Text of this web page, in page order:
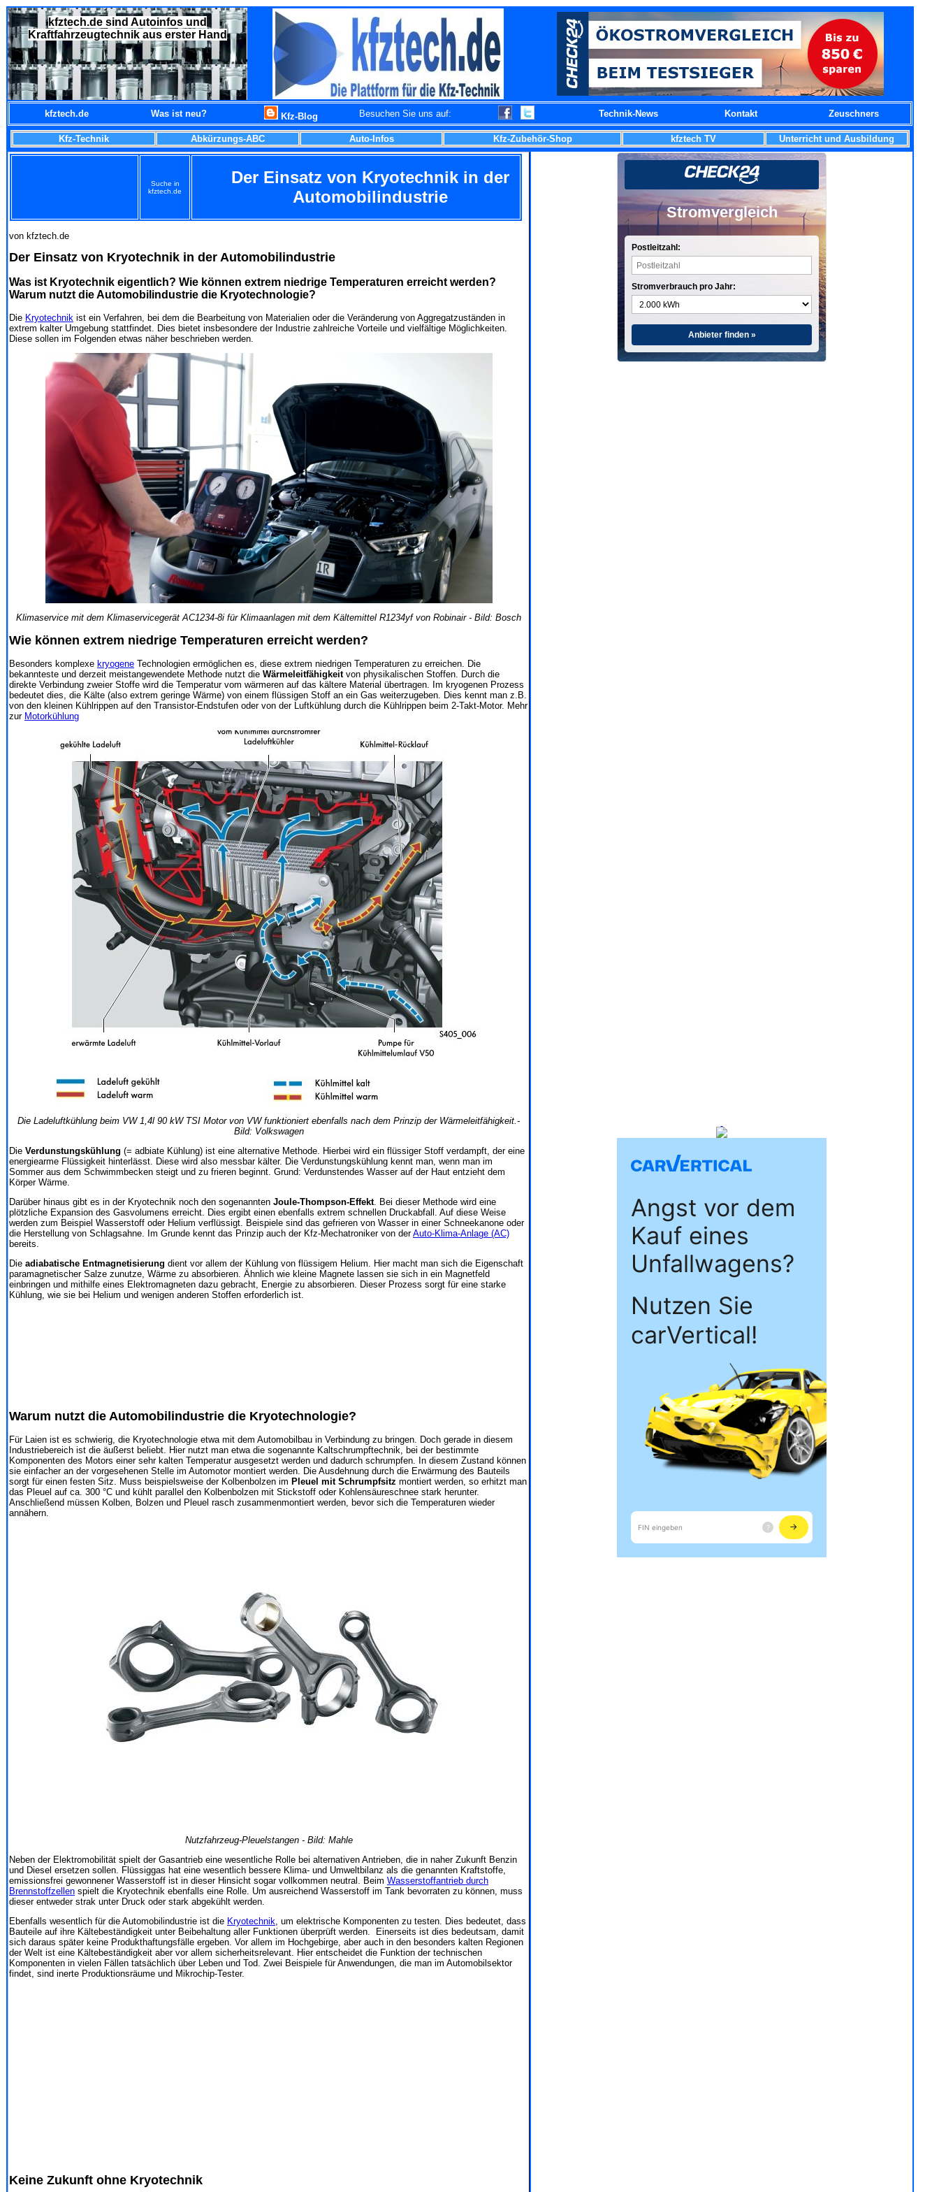
kfztech.de sind Autoinfos und
Kraftfahrzeugtechnik aus erster Hand
kfztech.de Was ist neu? Kfz-Blog Besuchen Sie uns auf: Technik-News Kontakt Zeuschners
Kfz-Technik Abkürzungs-ABC Auto-Infos Kfz-Zubehör-Shop kfztech TV Unterricht und Ausbildung
Suche in
kfztech.de
Der Einsatz von Kryotechnik in der
Automobilindustrie
von kfztech.de
Der Einsatz von Kryotechnik in der Automobilindustrie
Was ist Kryotechnik eigentlich? Wie können extrem niedrige Temperaturen erreicht werden?
Warum nutzt die Automobilindustrie die Kryotechnologie?
Die Kryotechnik ist ein Verfahren, bei dem die Bearbeitung von Materialien oder die Veränderung von Aggregatzuständen in
extrem kalter Umgebung stattfindet. Dies bietet insbesondere der Industrie zahlreiche Vorteile und vielfältige Möglichkeiten.
Diese sollen im Folgenden etwas näher beschrieben werden.
Klimaservice mit dem Klimaservicegerät AC1234-8i für Klimaanlagen mit dem Kältemittel R1234yf von Robinair - Bild: Bosch
Wie können extrem niedrige Temperaturen erreicht werden?
Besonders komplexe kryogene Technologien ermöglichen es, diese extrem niedrigen Temperaturen zu erreichen. Die
bekannteste und derzeit meistangewendete Methode nutzt die Wärmeleitfähigkeitvon physikalischen Stoffen. Durch die
direkte Verbindung zweier Stoffe wird die Temperatur vom wärmeren auf das kältere Material übertragen. Im kryogenen Prozess
bedeutet dies, die Kälte (also extrem geringe Wärme) von einem flüssigen Stoff an ein Gas weiterzugeben. Dies kennt man z.B.
von den kleinen Kühlrippen auf den Transistor-Endstufen oder von der Luftkühlung durch die Kühlrippen beim 2-Takt-Motor. Mehr
zur Motorkühlung
Die Ladeluftkühlung beim VW 1,4l 90 kW TSI Motor von VW funktioniert ebenfalls nach dem Prinzip der Wärmeleitfähigkeit.-
Bild: Volkswagen
Die Verdunstungskühlung (= adbiate Kühlung) ist eine alternative Methode. Hierbei wird ein flüssiger Stoff verdampft, der eine
energiearme Flüssigkeit hinterlässt. Diese wird also messbar kälter. Die Verdunstungskühlung kennt man, wenn man im
Sommer aus dem Schwimmbecken steigt und zu frieren beginnt. Grund: Verdunstendes Wasser auf der Haut entzieht dem
Körper Wärme.
Darüber hinaus gibt es in der Kryotechnik noch den sogenannten Joule-Thompson-Effekt. Bei dieser Methode wird eine
plötzliche Expansion des Gasvolumens erreicht. Dies ergibt einen ebenfalls extrem schnellen Druckabfall. Auf diese Weise
werden zum Beispiel Wasserstoff oder Helium verflüssigt. Beispiele sind das gefrieren von Wasser in einer Schneekanone oder
die Herstellung von Schlagsahne. Im Grunde kennt das Prinzip auch der Kfz-Mechatroniker von derAuto-Klima-Anlage (AC)
bereits.
Die adiabatische Entmagnetisierung dient vor allem der Kühlung von flüssigem Helium. Hier macht man sich die Eigenschaft
paramagnetischer Salze zunutze, Wärme zu absorbieren. Ähnlich wie kleine Magnete lassen sie sich in ein Magnetfeld
einbringen und mithilfe eines Elektromagneten dazu gebracht, Energie zu absorbieren. Dieser Prozess sorgt für eine starke
Kühlung, wie sie bei Helium und wenigen anderen Stoffen erforderlich ist.
Warum nutzt die Automobilindustrie die Kryotechnologie?
Für Laien ist es schwierig, die Kryotechnologie etwa mit dem Automobilbau in Verbindung zu bringen. Doch gerade in diesem
Industriebereich ist die äußerst beliebt. Hier nutzt man etwa die sogenannte Kaltschrumpftechnik, bei der bestimmte
Komponenten des Motors einer sehr kalten Temperatur ausgesetzt werden und dadurch schrumpfen. In diesem Zustand können
sie einfacher an der vorgesehenen Stelle im Automotor montiert werden. Die Ausdehnung durch die Erwärmung des Bauteils
sorgt für einen festen Sitz. Muss beispielsweise der Kolbenbolzen im Pleuel mit Schrumpfsitz montiert werden, so erhitzt man
das Pleuel auf ca. 300 °C und kühlt parallel den Kolbenbolzen mit Stickstoff oder Kohlensäureschnee stark herunter.
Anschließend müssen Kolben, Bolzen und Pleuel rasch zusammenmontiert werden, bevor sich die Temperaturen wieder
annähern.
Nutzfahrzeug-Pleuelstangen - Bild: Mahle
Neben der Elektromobilität spielt der Gasantrieb eine wesentliche Rolle bei alternativen Antrieben, die in naher Zukunft Benzin
und Diesel ersetzen sollen. Flüssiggas hat eine wesentlich bessere Klima- und Umweltbilanz als die genannten Kraftstoffe,
emissionsfrei gewonnener Wasserstoff ist in dieser Hinsicht sogar vollkommen neutral. Beim Wasserstoffantrieb durch
Brennstoffzellen spielt die Kryotechnik ebenfalls eine Rolle. Um ausreichend Wasserstoff im Tank bevorraten zu können, muss
dieser entweder strak unter Druck oder stark abgekühlt werden.
Ebenfalls wesentlich für die Automobilindustrie ist die Kryotechnik , um elektrische Komponenten zu testen. Dies bedeutet, dass
Bauteile auf ihre Kältebeständigkeit unter Beibehaltung aller Funktionen überprüft werden. Einerseits ist dies bedeutsam, damit
sich daraus später keine Produkthaftungsfälle ergeben. Vor allem im Hochgebirge, aber auch in den besonders kalten Regionen
der Welt ist eine Kältebeständigkeit aber vor allem sicherheitsrelevant. Hier entscheidet die Funktion der technischen
Komponenten in vielen Fällen tatsächlich über Leben und Tod. Zwei Beispiele für Anwendungen, die man im Automobilsektor
findet, sind inerte Produktionsräume und Mikrochip-Tester.
Keine Zukunft ohne Kryotechnik
Stromvergleich
Postleitzahl:
Stromverbrauch pro Jahr:
Anbieter finden »